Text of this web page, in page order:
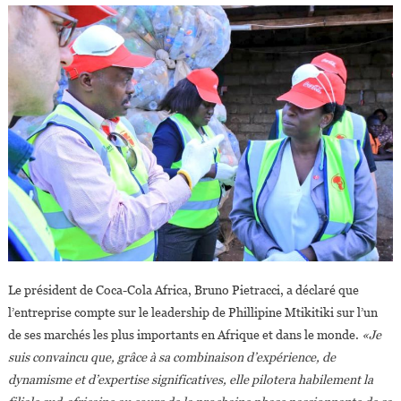
Le président de Coca-Cola Africa, Bruno Pietracci, a déclaré que
l’entreprise compte sur le leadership de Phillipine Mtikitiki sur l’un
de ses marchés les plus importants en Afrique et dans le monde. «Je
suis convaincu que, grâce à sa combinaison d’expérience, de
dynamisme et d’expertise significatives, elle pilotera habilement la